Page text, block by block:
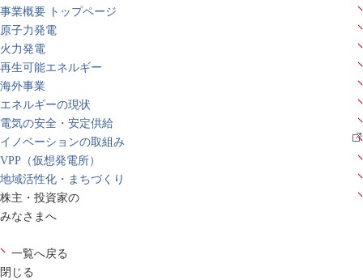
事業概要 トップページ
原子力発電
火力発電
再生可能エネルギー
海外事業
エネルギーの現状
電気の安全・安定供給
イノベーションの取組み
VPP（仮想発電所）
地域活性化・まちづくり
株主・投資家の
みなさまへ
一覧へ戻る
閉じる